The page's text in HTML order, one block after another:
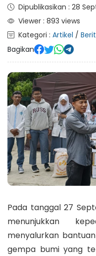
Dipublikasikan : 28
Viewer : 893 views
Kategori : Artikel /
Bagikan
Pada tanggal 27
menunjukkan
menyalurkan
gempa bumi yang